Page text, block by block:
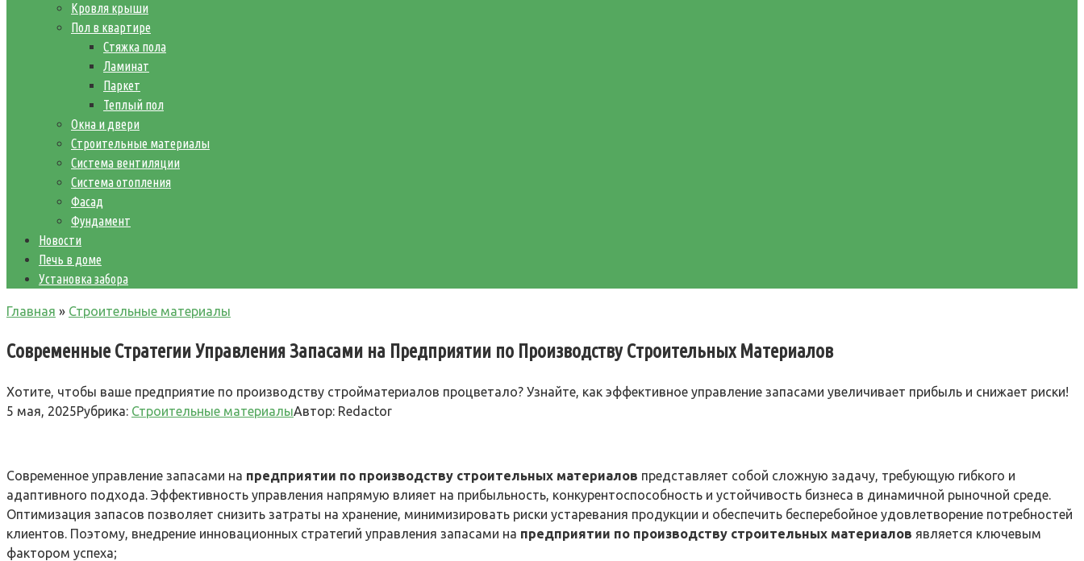
Кровля крыши
Пол в квартире
Стяжка пола
Ламинат
Паркет
Теплый пол
Окна и двери
Строительные материалы
Система вентиляции
Система отопления
Фасад
Фундамент
Новости
Печь в доме
Установка забора
Главная » Строительные материалы
Современные Стратегии Управления Запасами на Предприятии по Производству Строительных Материалов
Хотите, чтобы ваше предприятие по производству стройматериалов процветало? Узнайте, как эффективное управление запасами увеличивает прибыль и снижает риски!
5 мая, 2025Рубрика: Строительные материалыАвтор: Redactor
Современное управление запасами на предприятии по производству строительных материалов представляет собой сложную задачу, требующую гибкого и
адаптивного подхода. Эффективность управления напрямую влияет на прибыльность, конкурентоспособность и устойчивость бизнеса в динамичной рыночной среде.
Оптимизация запасов позволяет снизить затраты на хранение, минимизировать риски устаревания продукции и обеспечить бесперебойное удовлетворение потребностей
клиентов. Поэтому, внедрение инновационных стратегий управления запасами на предприятии по производству строительных материалов является ключевым
фактором успеха;